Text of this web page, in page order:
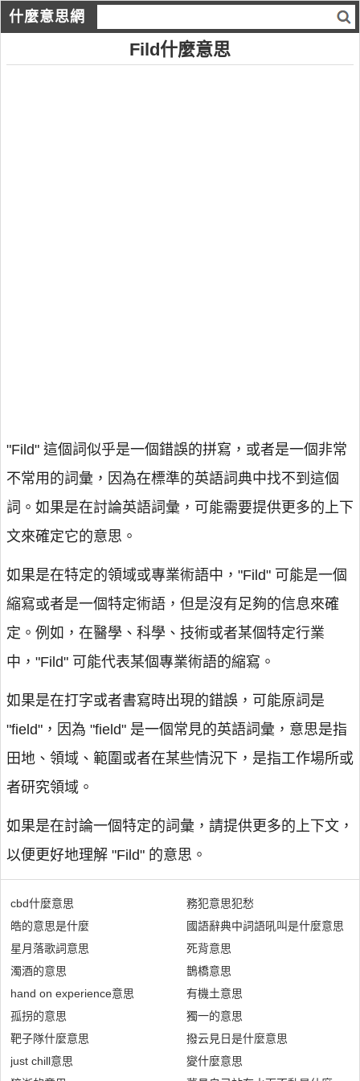
什麼意思網
Fild什麼意思
"Fild" 這個詞似乎是一個錯誤的拼寫，或者是一個非常
不常用的詞彙，因為在標準的英語詞典中找不到這個
詞。如果是在討論英語詞彙，可能需要提供更多的上下
文來確定它的意思。
如果是在特定的領域或專業術語中，"Fild" 可能是一個
縮寫或者是一個特定術語，但是沒有足夠的信息來確
定。例如，在醫學、科學、技術或者某個特定行業
中，"Fild" 可能代表某個專業術語的縮寫。
如果是在打字或者書寫時出現的錯誤，可能原詞是
"field"，因為 "field" 是一個常見的英語詞彙，意思是指
田地、領域、範圍或者在某些情況下，是指工作場所或
者研究領域。
如果是在討論一個特定的詞彙，請提供更多的上下文，
以便更好地理解 "Fild" 的意思。
cbd什麼意思
皓的意思是什麼
星月落歌詞意思
濁酒的意思
hand on experience意思
孤拐的意思
靶子隊什麼意思
just chill意思
務犯意思犯愁
國語辭典中詞語吼叫是什麼意思
死背意思
鵲橋意思
有機土意思
獨一的意思
撥云見日是什麼意思
夑什麼意思